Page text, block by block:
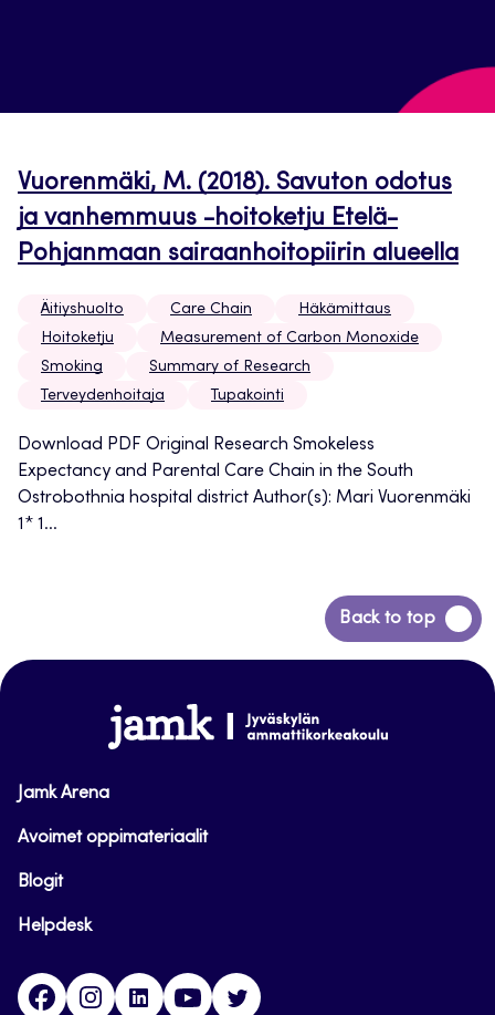
Vuorenmäki, M. (2018). Savuton odotus
ja vanhemmuus -hoitoketju Etelä-
Pohjanmaan sairaanhoitopiirin alueella
Äitiyshuolto Care Chain
Häkämittaus
Hoitoketju
Measurement of Carbon Monoxide
Smoking
Summary of Research
Terveydenhoitaja
Tupakointi
Download PDF Original Research Smokeless
Expectancy and Parental Care Chain in the South
Ostrobothnia hospital district Author(s): Mari Vuorenmäki
1* 1...
Back to top
Back
to
www.jamk.fi
Jamk Arena
Avoimet oppimateriaalit
Blogit
Helpdesk
FacebookInstagram
LinkedInYoutube